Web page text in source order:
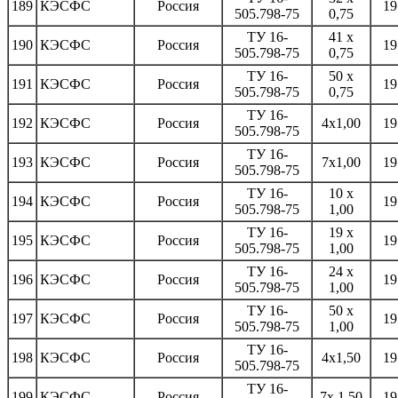
189 КЭСФС Россия
505.798-75
0,75
190 КЭСФС Россия
ТУ 16-
505.798-75
41 x
0,75
191 КЭСФС Россия
ТУ 16-
505.798-75
50 х
0,75
192 КЭСФС Россия
ТУ 16-
505.798-75
4х1,00
193 КЭСФС Россия
ТУ 16-
505.798-75
7х1,00
194 КЭСФС Россия
ТУ 16-
505.798-75
10 х
1,00
195 КЭСФС Россия
ТУ 16-
505.798-75
19 x
1,00
196 КЭСФС Россия
ТУ 16-
505.798-75
24 x
1,00
197 КЭСФС Россия
ТУ 16-
505.798-75
50 х
1,00
198 КЭСФС Россия
ТУ 16-
505.798-75
4х1,50
ТУ 16-